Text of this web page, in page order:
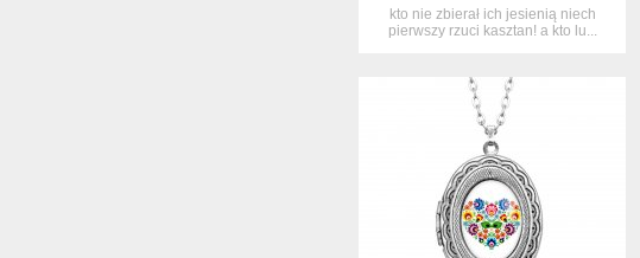
kto nie zbierał ich jesienią niech
pierwszy rzuci kasztan! a kto lu...